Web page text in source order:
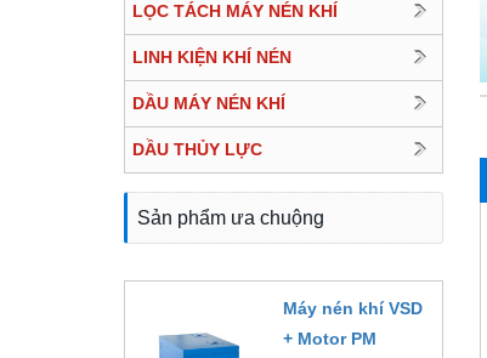
LỌC TÁCH MÁY NÉN KHÍ
LINH KIỆN KHÍ NÉN
DẦU MÁY NÉN KHÍ
DẦU THỦY LỰC
Sản phẩm ưa chuộng
Máy nén khí VSD
+ Motor PM